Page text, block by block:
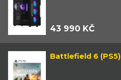
43 990 KČ
Battlefield 6 (PS5)